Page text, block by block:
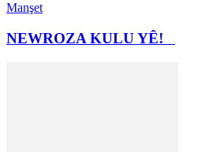
Manşet
NEWROZA KULU YÊ!